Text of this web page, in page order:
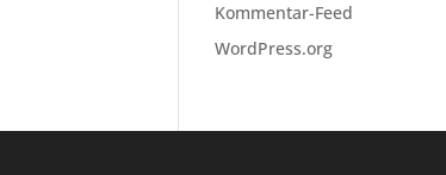
Kommentar-Feed
WordPress.org